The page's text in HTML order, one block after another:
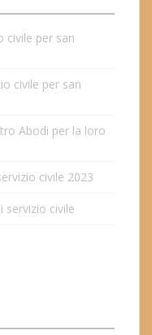
civile per san
civile per san
Abodi per la loro
civile 2023
servizio civile